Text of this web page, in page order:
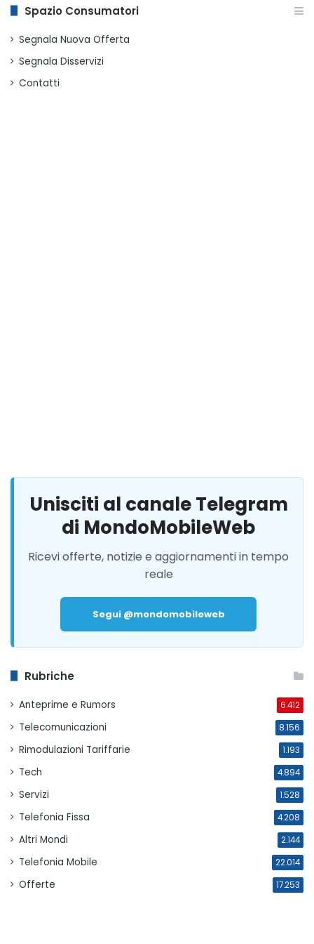
Spazio Consumatori
Segnala Nuova Offerta
Segnala Disservizi
Contatti
Unisciti al canale Telegram
di MondoMobileWeb
Ricevi offerte, notizie e aggiornamenti in tempo
reale
Segui @mondomobileweb
Rubriche
Anteprime e Rumors 6.412
Telecomunicazioni 8.156
Rimodulazioni Tariffarie 1.193
Tech 4.894
Servizi 1.528
Telefonia Fissa 4.208
Altri Mondi 2.144
Telefonia Mobile 22.014
Offerte 17.253